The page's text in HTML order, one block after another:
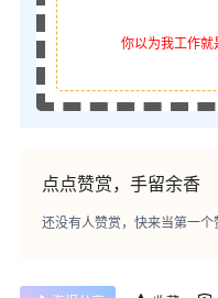
你以为我工作就
点点赞赏，手留余香
还没有人赞赏，快来当第一个